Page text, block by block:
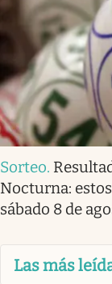
Sorteo.
Nocturna:
sábado 8 de
Las más